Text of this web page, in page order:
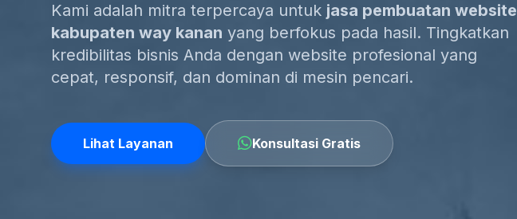
Kami adalah mitra terpercaya untuk jasa pembuatan website
kabupaten way kanan yang berfokus pada hasil. Tingkatkan
kredibilitas bisnis Anda dengan website profesional yang
cepat, responsif, dan dominan di mesin pencari.
Lihat Layanan Konsultasi Gratis